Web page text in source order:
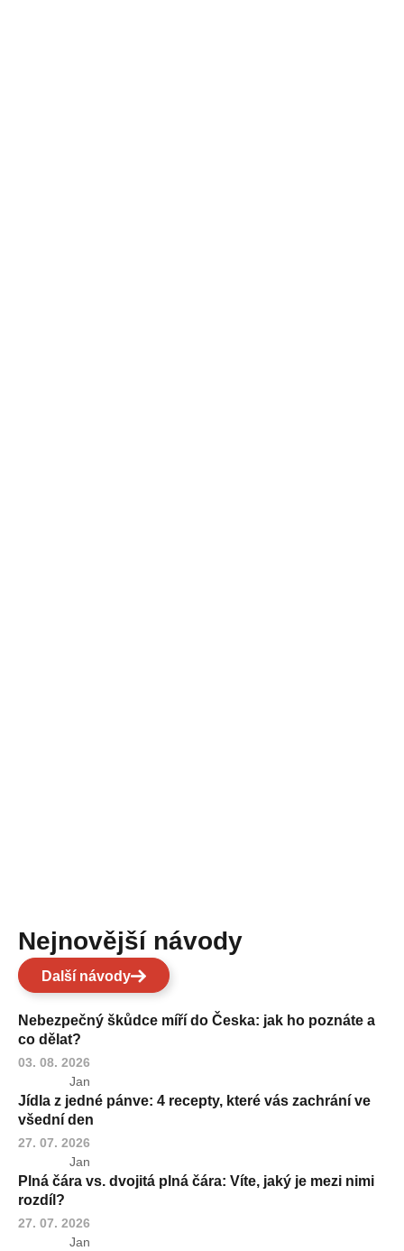
Nejnovější návody
Další návody
Nebezpečný škůdce míří do Česka: jak ho poznáte a
co dělat?
03. 08. 2026
Jan
Jídla z jedné pánve: 4 recepty, které vás zachrání ve
všední den
27. 07. 2026
Jan
Plná čára vs. dvojitá plná čára: Víte, jaký je mezi nimi
rozdíl?
27. 07. 2026
Jan